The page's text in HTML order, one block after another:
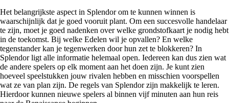
Het belangrijkste aspect in Splendor om te kunnen winnen is
waarschijnlijk dat je goed vooruit plant. Om een succesvolle handelaar
te zijn, moet je goed nadenken over welke grondstofkaart je nodig hebt
in de toekomst. Bij welke Edelen wil je opvallen? En welke
tegenstander kan je tegenwerken door hun zet te blokkeren? In
Splendor ligt alle informatie helemaal open. Iedereen kan dus zien wat
de andere spelers op elk moment aan het doen zijn. Je kunt zien
hoeveel speelstukken jouw rivalen hebben en misschien voorspellen
wat ze van plan zijn. De regels van Splendor zijn makkelijk te leren.
Hierdoor kunnen nieuwe spelers al binnen vijf minuten aan hun reis